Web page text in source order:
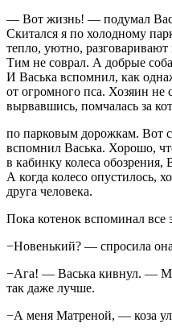
— Вот жизнь! — подумал
Скитался я по холодному
тепло, уютно,
Тим не соврал. А добрые
И Васька вспомнил, как
от огромного пса. Хозяин не
вырвавшись, помчалась за
по парковым дорожкам. Вот
вспомнил Васька. Хорошо,
в кабинку колеса обозрения,
А когда колесо опустилось,
друга человека.
Пока котенок вспоминал все
−Новенький? — спросила она
−Ага! — Васька кивнул. —
так даже лучше.
−А меня Матреной, — коза